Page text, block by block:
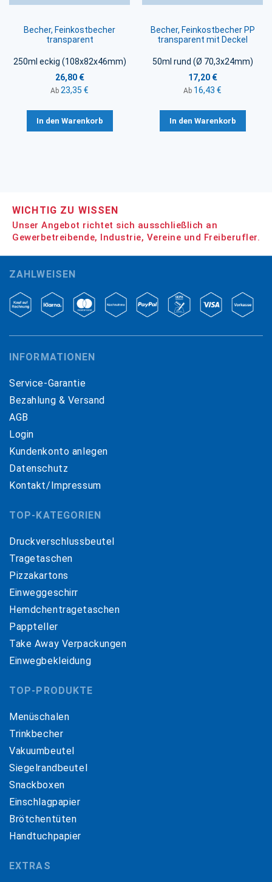
Becher, Feinkostbecher
transparent
250ml eckig (108x82x46mm)
26,80 €
Ab 23,35 €
In den Warenkorb
Becher, Feinkostbecher PP
transparent mit Deckel
50ml rund (Ø 70,3x24mm)
17,20 €
Ab 16,43 €
In den Warenkorb
WICHTIG ZU WISSEN
Unser Angebot richtet sich ausschließlich an
Gewerbetreibende, Industrie, Vereine und Freiberufler.
ZAHLWEISEN
INFORMATIONEN
Service-Garantie
Bezahlung & Versand
AGB
Login
Kundenkonto anlegen
Datenschutz
Kontakt/Impressum
TOP-KATEGORIEN
Druckverschlussbeutel
Tragetaschen
Pizzakartons
Einweggeschirr
Hemdchentragetaschen
Pappteller
Take Away Verpackungen
Einwegbekleidung
TOP-PRODUKTE
Menüschalen
Trinkbecher
Vakuumbeutel
Siegelrandbeutel
Snackboxen
Einschlagpapier
Brötchentüten
Handtuchpapier
EXTRAS